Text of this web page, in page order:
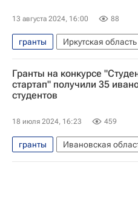
13 августа 2024, 16:00 88
гранты Иркутская область
Иркутская область
Краснодарский край
Александр Журавский
Анатолий Серышев
Гранты на конкурсе
стартап" получили 35
студентов
18 июля 2024, 16:23 459
гранты Ивановская